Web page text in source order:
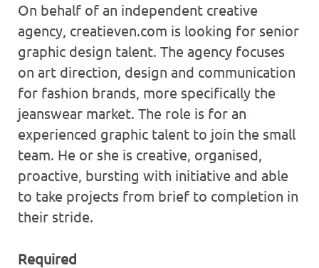
On behalf of an independent creative
agency, creatieven.com is looking for senior
graphic design talent. The agency focuses
on art direction, design and communication
for fashion brands, more specifically the
jeanswear market. The role is for an
experienced graphic talent to join the small
team. He or she is creative, organised,
proactive, bursting with initiative and able
to take projects from brief to completion in
their stride.
Required